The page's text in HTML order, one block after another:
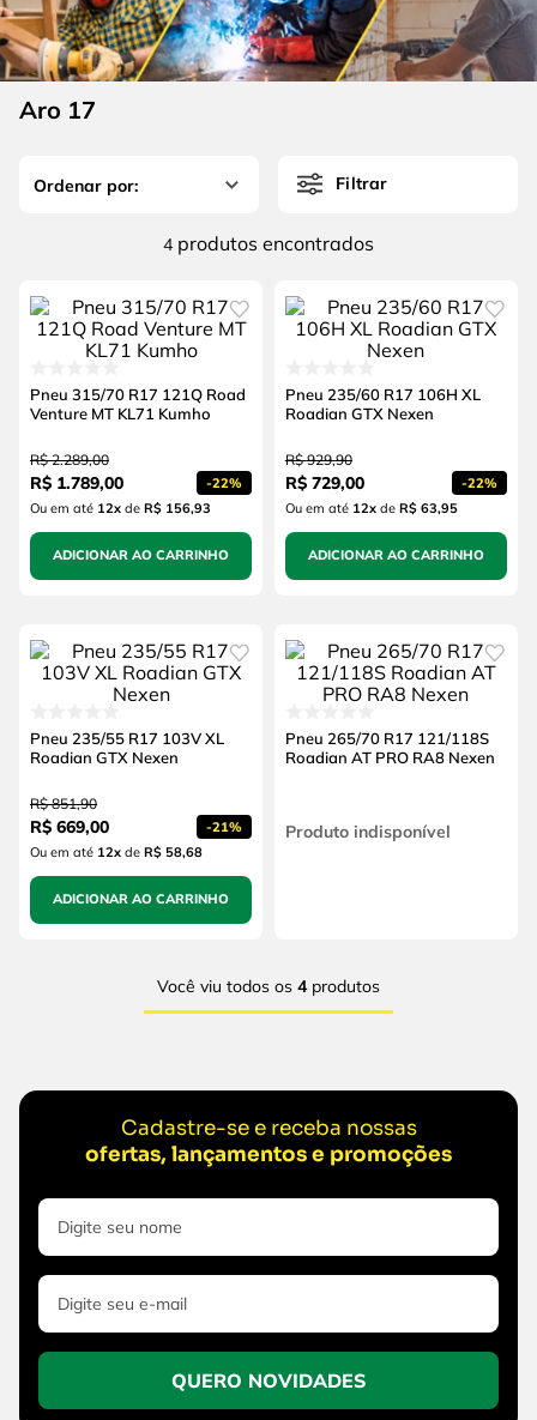
Aro 17
Filtrar
4 produtos
Pneu 315/70 R17 121Q Road
Venture MT KL71 Kumho
R$ 2.289,00
R$ 1.789,00 -22%
Ou em até 12xde R$ 156,93
ADICIONAR AO CARRINHO
Pneu 235/60 R17 106H XL
Roadian GTX Nexen
R$ 929,90
R$ 729,00 -22%
Ou em até 12xde R$ 63,95
ADICIONAR AO CARRINHO
Pneu 235/55 R17 103V XL
Roadian GTX Nexen
R$ 851,90
R$ 669,00 -21%
Ou em até 12xde R$ 58,68
ADICIONAR AO CARRINHO
Pneu 265/70 R17 121/118S
Roadian AT PRO RA8 Nexen
Produto indisponível
Você viu todos os 4produtos
Cadastre-se e receba nossas
ofertas, lançamentos e promoções
QUERO NOVIDADES
6º serra copo
7º luva
8 fio
chave impacto
4 º escada
5º serra circular
serra copo
fio
lavadora alta pressão